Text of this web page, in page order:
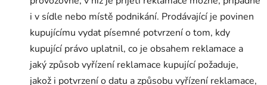
i v sídle nebo místě podnikání. Prodávající je povinen
kupujícímu vydat písemné potvrzení o tom, kdy
kupující právo uplatnil, co je obsahem reklamace a
jaký způsob vyřízení reklamace kupující požaduje,
jakož i potvrzení o datu a způsobu vyřízení reklamace,